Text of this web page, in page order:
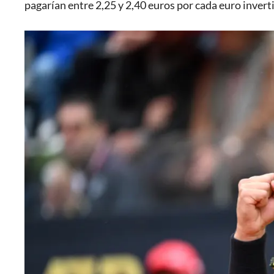
pagarían entre 2,25 y 2,40 euros por cada euro